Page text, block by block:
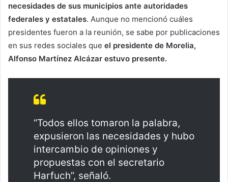
necesidades de sus municipios ante autoridades
federales y estatales. Aunque no mencionó cuáles
presidentes fueron a la reunión, se sabe por publicaciones
en sus redes sociales que el presidente de Morelia,
Alfonso Martínez Alcázar estuvo presente.
“Todos ellos tomaron la palabra,
expusieron las necesidades y hubo
intercambio de opiniones y
propuestas con el secretario
Harfuch”, señaló.